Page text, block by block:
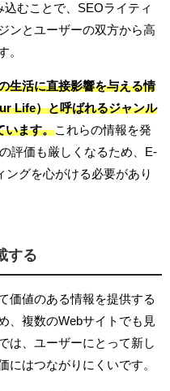
むことで、SEOライティ
ンとユーザーの双方から高
。
生活に直接影響を与える情
Life）と呼ばれるジャンル
います。 これらの情報を発
評価も厳しくなるため、E-
ングを心がける必要があり
する
価値のある情報を提供する
、複数のWebサイトでも見
は、ユーザーにとって新し
にはつながりにくいです。